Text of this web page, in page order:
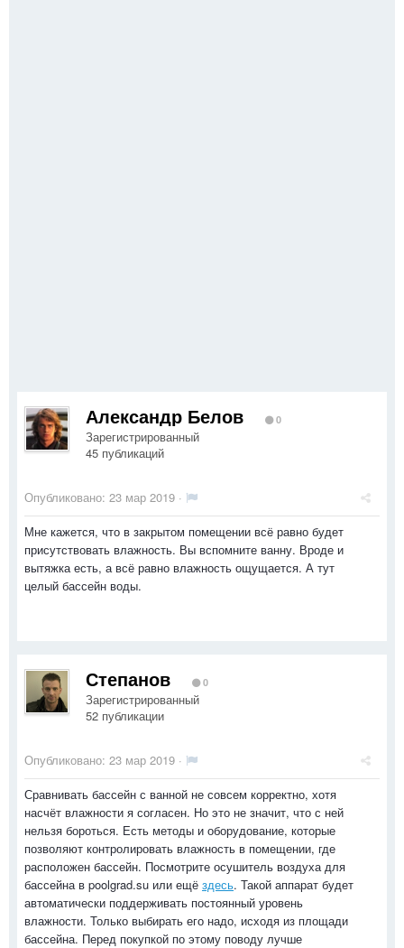
Александр Белов 0
Зарегистрированный
45 публикаций
Опубликовано: 23 мар 2019 ·
Мне кажется, что в закрытом помещении всё равно будет
присутствовать влажность. Вы вспомните ванну. Вроде и
вытяжка есть, а всё равно влажность ощущается. А тут
целый бассейн воды.
Степанов 0
Зарегистрированный
52 публикации
Опубликовано: 23 мар 2019 ·
Сравнивать бассейн с ванной не совсем корректно, хотя
насчёт влажности я согласен. Но это не значит, что с ней
нельзя бороться. Есть методы и оборудование, которые
позволяют контролировать влажность в помещении, где
расположен бассейн. Посмотрите осушитель воздуха для
бассейна в poolgrad.su или ещё здесь. Такой аппарат будет
автоматически поддерживать постоянный уровень
влажности. Только выбирать его надо, исходя из площади
бассейна. Перед покупкой по этому поводу лучше